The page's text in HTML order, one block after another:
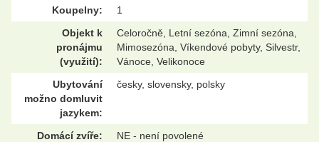
Koupelny:
1
Objekt k
pronájmu
(využití):
Celoročně, Letní sezóna, Zimní sezóna,
Mimosezóna, Víkendové pobyty, Silvestr,
Vánoce, Velikonoce
Ubytování
možno domluvit
jazykem:
česky, slovensky, polsky
Domácí zvíře:
NE - není povolené